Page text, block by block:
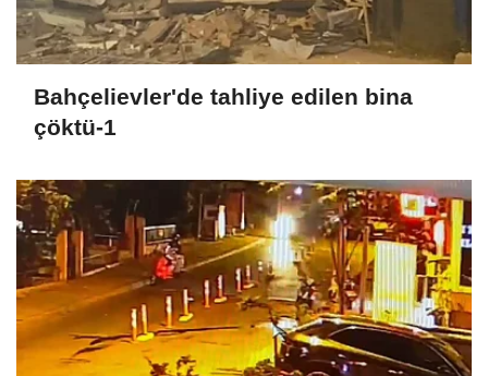
Bahçelievler'de tahliye edilen bina
çöktü-1